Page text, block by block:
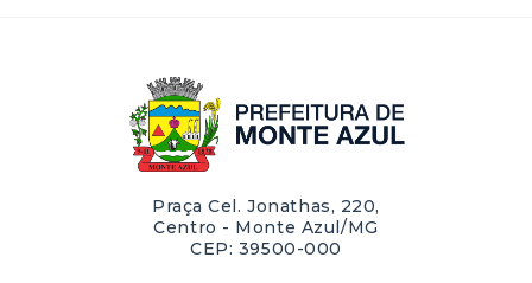
Praça Cel. Jonathas, 220,
Centro - Monte Azul/MG
CEP: 39500-000